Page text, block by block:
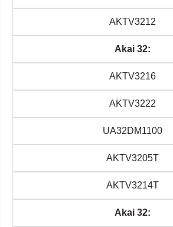
AKTV3212
Akai 32:
AKTV3216
AKTV3222
UA32DM1100
AKTV3205T
AKTV3214T
Akai 32: